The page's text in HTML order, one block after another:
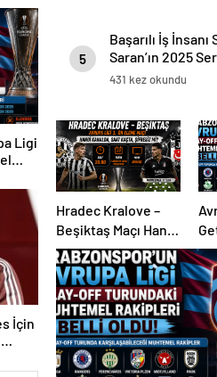
Ligi
İçin
5
Başarılı İş
Saran’ın 2025
TL ve Dolar?
431 kez okundu
Hradec Kralove –
Beşiktaş Maçı Hangi
Kanalda, Saat
Kaçta, Şifresiz Mi?